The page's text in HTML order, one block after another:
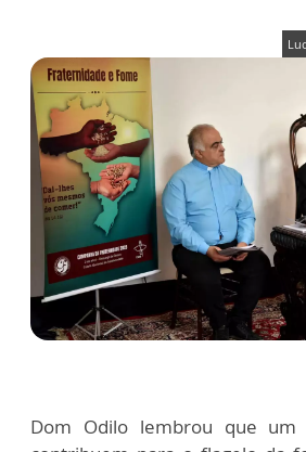
Dom Odilo lembrou que